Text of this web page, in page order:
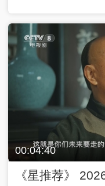
00:04:40
《星推荐》